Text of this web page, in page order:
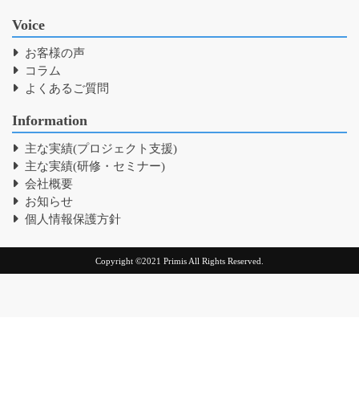
Voice
お客様の声
コラム
よくあるご質問
Information
主な実績(プロジェクト支援)
主な実績(研修・セミナー)
会社概要
お知らせ
個人情報保護方針
Copyright ©2021 Primis All Rights Reserved.